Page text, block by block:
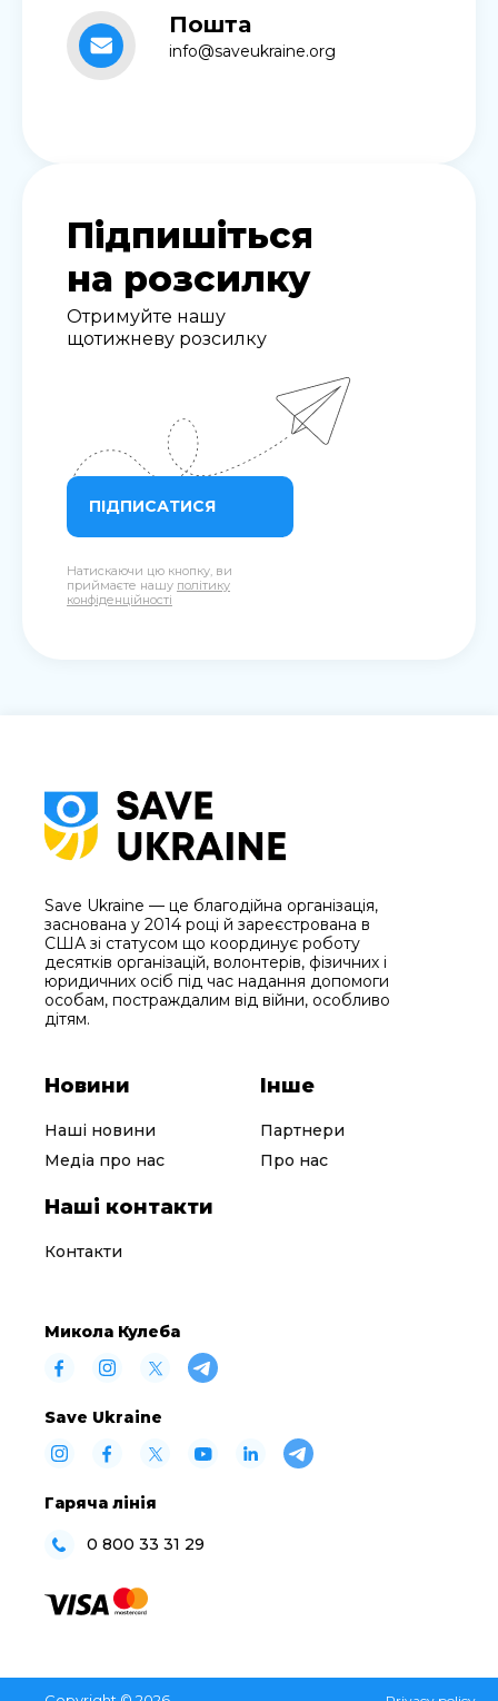
Пошта
info@saveukraine.org
Підпишіться
на розсилку
Отримуйте нашу
щотижневу розсилку
ПІДПИСАТИСЯ
Натискаючи цю кнопку, ви
приймаєте нашу політику
конфіденційності
Save Ukraine — це благодійна організація,
заснована у 2014 році й зареєстрована в
США зі статусом що координує роботу
десятків організацій, волонтерів, фізичних і
юридичних осіб під час надання допомоги
особам, постраждалим від війни, особливо
дітям.
Новини
Наші новини
Медіа про нас
Інше
Партнери
Про нас
Наші контакти
Контакти
Микола Кулеба
Save Ukraine
Гаряча лінія
0 800 33 31 29